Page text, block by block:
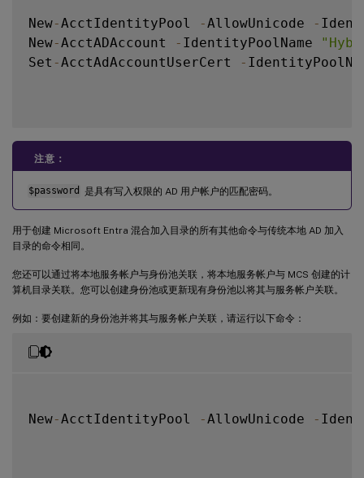
New-AcctIdentityPool -AllowUnicode -
New-AcctADAccount - IdentityPoolName
Set -AcctAdAccountUserCert -
注意：
$password 是具有写入权限的 AD 用户帐户的匹配密码。
用于创建 Microsoft Entra 混合加入目录的所有其他命令与传统本地 AD 加入
目录的命令相同。
您还可以通过将本地服务帐户与身份池关联，将本地服务帐户与 MCS 创建的计
算机目录关联。您可以创建身份池或更新现有身份池以将其与服务帐户关联。
例如：要创建新的身份池并将其与服务帐户关联，请运行以下命令：
New-AcctIdentityPool -AllowUnicode -